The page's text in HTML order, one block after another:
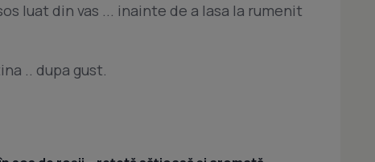
luat din vas ... inainte de a lasa la rumenit
.. dupa gust.